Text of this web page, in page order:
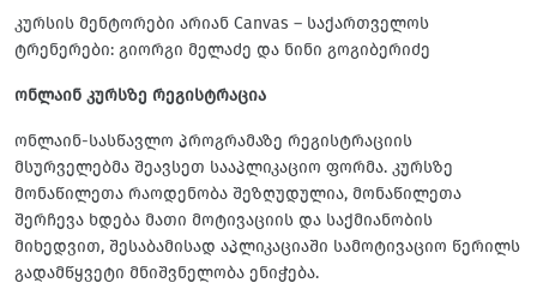
კურსის მენტორები არიან Canvas – საქართველოს
ტრენერები: გიორგი მელაძე და ნინი გოგიბერიძე
ონლაინ კურსზე რეგისტრაცია
ონლაინ-სასწავლო პროგრამაზე რეგისტრაციის
მსურველებმა შეავსეთ სააპლიკაციო ფორმა. კურსზე
მონაწილეთა რაოდენობა შეზღუდულია, მონაწილეთა
შერჩევა ხდება მათი მოტივაციის და საქმიანობის
მიხედვით, შესაბამისად აპლიკაციაში სამოტივაციო წერილს
გადამწყვეტი მნიშვნელობა ენიჭება.